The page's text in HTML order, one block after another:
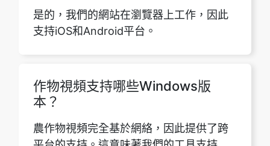
支持iOS和Android平台。
本？
農作物視頻完全基於網絡，因此提供了跨
平台的支持。這意味著我們的工具支持
Windows的所有版本。它不僅可以在